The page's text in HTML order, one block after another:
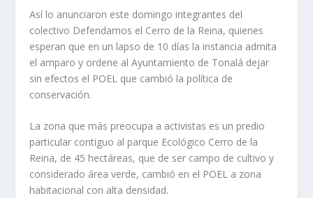
Así lo anunciaron este domingo integrantes del
colectivo Defendamos el Cerro de la Reina, quienes
esperan que en un lapso de 10 días la instancia admita
el amparo y ordene al Ayuntamiento de Tonalá dejar
sin efectos el POEL que cambió la política de
conservación.
La zona que más preocupa a activistas es un predio
particular contiguo al parque Ecológico Cerro de la
Reina, de 45 hectáreas, que de ser campo de cultivo y
considerado área verde, cambió en el POEL a zona
habitacional con alta densidad.